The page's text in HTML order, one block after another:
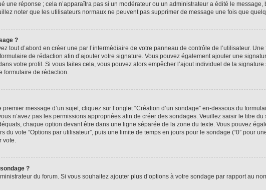
une réponse ; cela n’apparaîtra pas si un modérateur ou un administrateur a édité le message,
noter que les utilisateurs normaux ne peuvent pas supprimer de message une fois que
?
tout d’abord en créer une par l’intermédiaire de votre panneau de contrôle de l’utilisateur.
de rédaction afin d’ajouter votre signature. Vous pouvez également ajouter une
votre profil. Si vous faites cela, vous pouvez alors empêcher l’ajout individuel de la
formulaire de rédaction.
message d’un sujet, cliquez sur l’onglet “Création d’un sondage” en-dessous du
n’avez pas les permissions appropriées afin de créer des sondages. Veuillez saisir le titre du
chaque option devant être dans une ligne séparée de la zone du texte. Vous pouvez
du vote “Options par utilisateur”, puis une limite de temps en jours pour le sondage (“0” pour
vote.
?
du forum. Si vous souhaitez ajouter plus d’options à votre sondage par rapport au